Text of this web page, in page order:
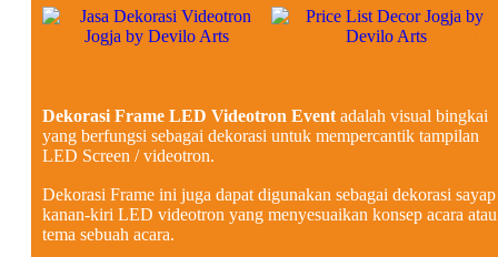
Dekorasi Frame LED Videotron Event adalah visual bingkai
yang berfungsi sebagai dekorasi untuk mempercantik tampilan
LED Screen / videotron.
Dekorasi Frame ini juga dapat digunakan sebagai dekorasi sayap
kanan-kiri LED videotron yang menyesuaikan konsep acara atau
tema sebuah acara.